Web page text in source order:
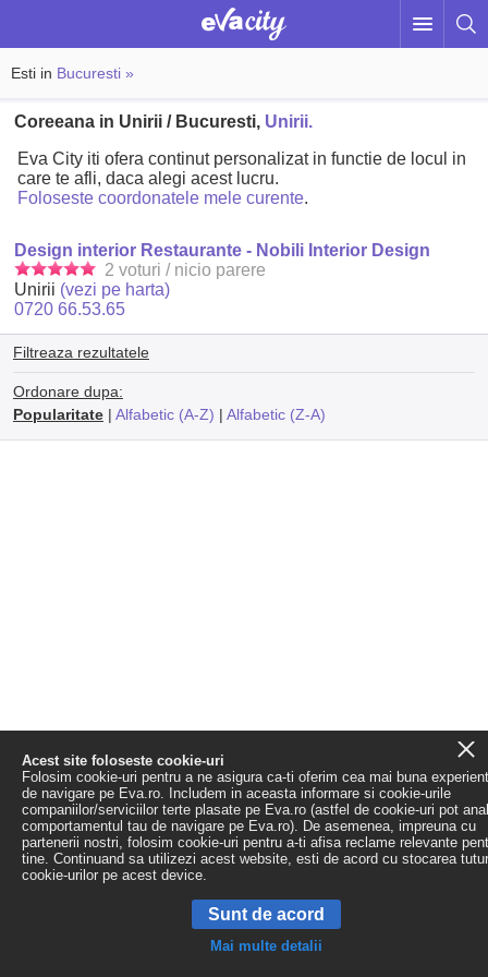
Esti in Bucuresti »
Coreeana in Unirii / Bucuresti, Unirii.
Eva City iti ofera continut personalizat in functie de locul in
care te afli, daca alegi acest lucru.
Foloseste coordonatele mele curente.
Design interior Restaurante - Nobili Interior Design
2 voturi / nicio parere
Unirii (vezi pe harta)
0720 66.53.65
Filtreaza rezultatele
Ordonare dupa:
Popularitate| Alfabetic (A-Z) | Alfabetic (Z-A)
Acest site foloseste cookie-uri
Folosim cookie-uri pentru a ne asigura ca-ti oferim cea mai buna
de navigare pe Eva.ro. Includem in aceasta informare si cookie-urile
companiilor/serviciilor terte plasate pe Eva.ro (astfel de cookie-uri pot
comportamentul tau de navigare pe Eva.ro). De asemenea, impreuna cu
partenerii nostri, folosim cookie-uri pentru a-ti afisa reclame relevante
tine. Continuand sa utilizezi acest website, esti de acord cu stocarea
cookie-urilor pe acest device.
Sunt de acord
Mai multe detalii